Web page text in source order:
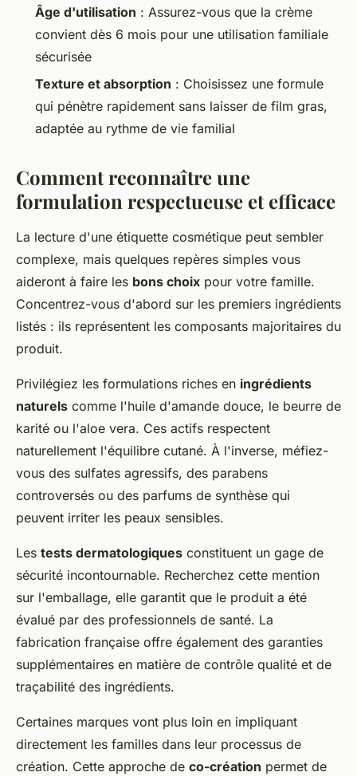
Âge d'utilisation : Assurez-vous que la crème
convient dès 6 mois pour une utilisation familiale
sécurisée
Texture et absorption : Choisissez une formule
qui pénètre rapidement sans laisser de film gras,
adaptée au rythme de vie familial
Comment reconnaître une
formulation respectueuse et efficace
La lecture d'une étiquette cosmétique peut sembler
complexe, mais quelques repères simples vous
aideront à faire les bons choix pour votre famille.
Concentrez-vous d'abord sur les premiers ingrédients
listés : ils représentent les composants majoritaires du
produit.
Privilégiez les formulations riches en ingrédients
naturels comme l'huile d'amande douce, le beurre de
karité ou l'aloe vera. Ces actifs respectent
naturellement l'équilibre cutané. À l'inverse, méfiez-
vous des sulfates agressifs, des parabens
controversés ou des parfums de synthèse qui
peuvent irriter les peaux sensibles.
Les tests dermatologiques constituent un gage de
sécurité incontournable. Recherchez cette mention
sur l'emballage, elle garantit que le produit a été
évalué par des professionnels de santé. La
fabrication française offre également des garanties
supplémentaires en matière de contrôle qualité et de
traçabilité des ingrédients.
Certaines marques vont plus loin en impliquant
directement les familles dans leur processus de
création. Cette approche de co-création permet de